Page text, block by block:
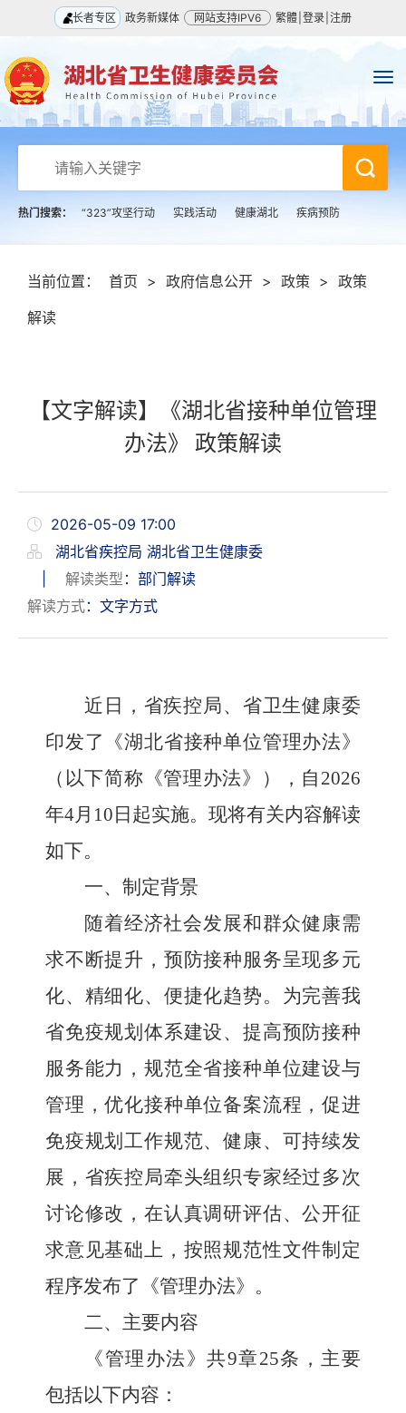
长者专区 政务新媒体 网站支持IPV6 繁體 登录 注册
热门搜索： “323”攻坚行动 实践活动 健康湖北 疾病预防
当前位置： 首页 > 政府信息公开 > 政策 > 政策
解读
【文字解读】《湖北省接种单位管理
办法》 政策解读
2026-05-09 17:00
湖北省疾控局 湖北省卫生健康委
解读类型 ：部门解读
解读方式：文字方式
近日， 省疾控局、省卫生健康委
印发了《湖北省接种单位管理办法》
（以下简称《管理办法》） ， 自 2026
年4月10日起实施。现将有关内容解读
如下。
一、制定背景
随着经济社会发展和群众健康需
求不断提升，预防接种服务呈现多元
化、精细化、便捷化趋势。 为完善我
省免疫规划体系建设、提高预防接种
服务能力 ，规范全省接种单位建设与
管理，优化接种单位备案流程，促进
免疫规划工作规范、健康、可持续发
展，省疾控局牵头组织专家经过多次
讨论修改，在认真调研评估、公开征
求意见基础上，按照规范性文件制定
程序发布了《管理办法》。
二、 主要内容
《管理办法》共9章25条，主要
包括以下内容：